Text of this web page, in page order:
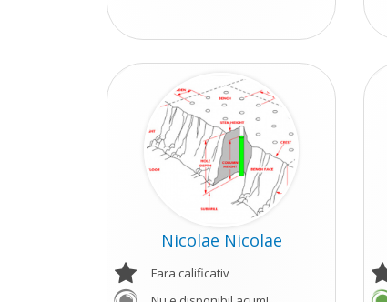
Nicolae Nicolae
Fara calificativ